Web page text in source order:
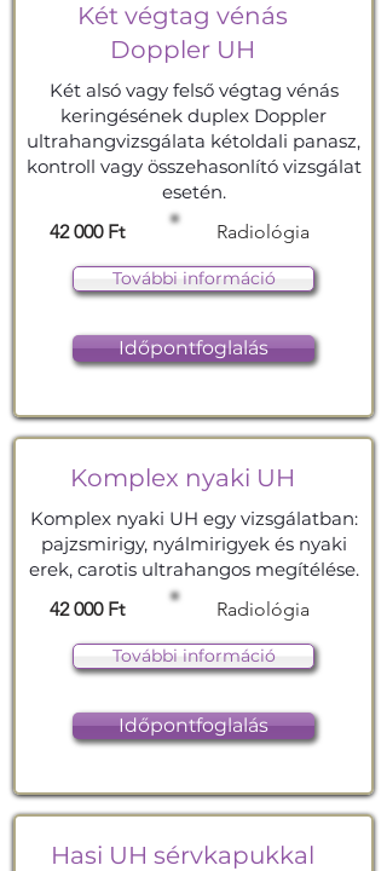
Két végtag vénás
Doppler UH
Két alsó vagy felső végtag vénás
keringésének duplex Doppler
ultrahangvizsgálata kétoldali panasz,
kontroll vagy összehasonlító vizsgálat
esetén.
42 000 Ft
Radiológia
További információ
Időpontfoglalás
Komplex nyaki UH
Komplex nyaki UH egy vizsgálatban:
pajzsmirigy, nyálmirigyek és nyaki
erek, carotis ultrahangos megítélése.
42 000 Ft
Radiológia
További információ
Időpontfoglalás
Hasi UH sérvkapukkal